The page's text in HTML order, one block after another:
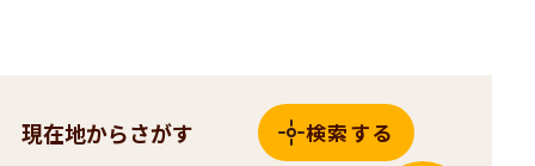
現在地からさがす 検索する